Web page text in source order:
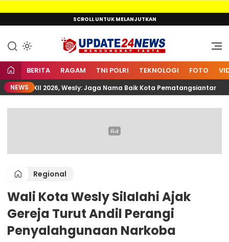
ke
SCROLL UNTUK MELANJUTKAN
Update24News.id
Mengungkap Fakta
BERITA RAGAM TNI POLRI TEKNOLOGI FOTO
NEWS
XII 2026, Wesly: Jaga Nama Baik Kota Pematangsiantar
Regional
Wali Kota Wesly Silalahi Ajak
Gereja Turut Andil Perangi
Penyalahgunaan Narkoba